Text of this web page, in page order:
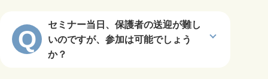
Q
セミナー当日、保護者の送迎が難し
いのですが、参加は可能でしょう
か？